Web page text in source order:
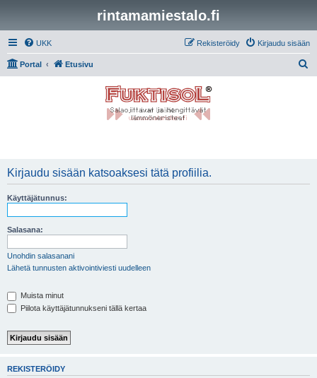
rintamamiestalo.fi
UKK Kirjaudu sisään
Rekisteröidy
Portal Etusivu
Kirjaudu sisään katsoaksesi tätä profiilia.
Käyttäjätunnus:
Salasana:
Unohdin salasanani
Lähetä tunnusten aktivointiviesti uudelleen
Muista minut
Piilota käyttäjätunnukseni tällä kertaa
REKISTERÖIDY